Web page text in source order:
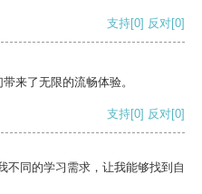
支持[0] 反对[0]
来了无限的流畅体验。
支持[0] 反对[0]
不同的学习需求，让我能够找到自